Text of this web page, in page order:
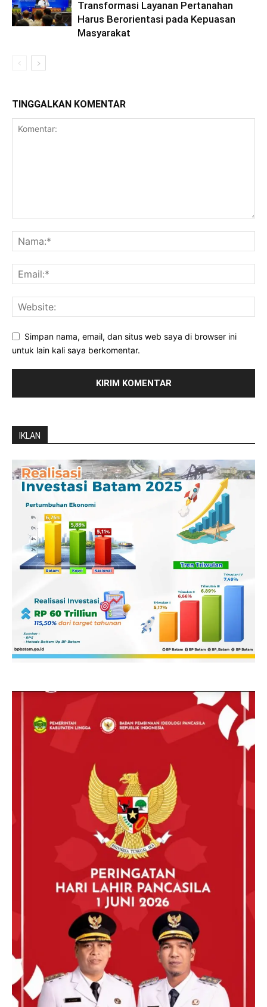
Transformasi Layanan Pertanahan
Harus Berorientasi pada Kepuasan
Masyarakat
TINGGALKAN KOMENTAR
Simpan nama, email, dan situs web saya di browser ini
untuk lain kali saya berkomentar.
IKLAN